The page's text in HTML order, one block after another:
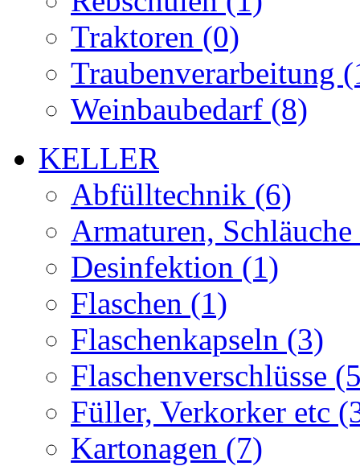
Traktoren (0)
Traubenverarbeitung
Weinbaubedarf (8)
KELLER
Abfülltechnik (6)
Armaturen,
Desinfektion (1)
Flaschen (1)
Flaschenkapseln (3)
Flaschenverschlüsse
Füller, Verkorker etc
Kartonagen (7)